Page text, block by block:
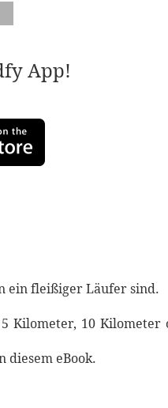
App!
ein fleißiger Läufer sind.
Kilometer, 10 Kilometer
diesem eBook.